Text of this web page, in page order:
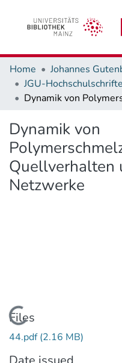
Home
JGU-
Dynamik von
Quellverhalten
Netzwerke
Loading...
Files
44.pdf(2.16 MB)